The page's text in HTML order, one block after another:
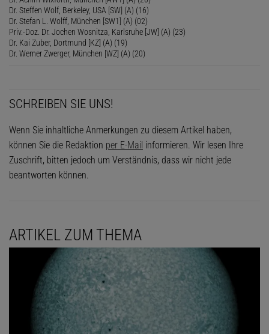
Dr. Steffen Wolf, Berkeley, USA [SW] (A) (16)
Dr. Stefan L. Wolff, München [SW1] (A) (02)
Priv.-Doz. Dr. Jochen Wosnitza, Karlsruhe [JW] (A) (23)
Dr. Kai Zuber, Dortmund [KZ] (A) (19)
Dr. Werner Zwerger, München [WZ] (A) (20)
SCHREIBEN SIE UNS!
Wenn Sie inhaltliche Anmerkungen zu diesem Artikel haben,
können Sie die Redaktion per E-Mail informieren. Wir lesen Ihre
Zuschrift, bitten jedoch um Verständnis, dass wir nicht jede
beantworten können.
ARTIKEL ZUM THEMA